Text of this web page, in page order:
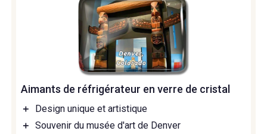
Aimants de réfrigérateur en verre de cristal
＋
Design unique et artistique
＋ Souvenir du musée d'art de Denver